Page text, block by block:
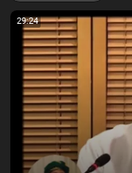
29:24